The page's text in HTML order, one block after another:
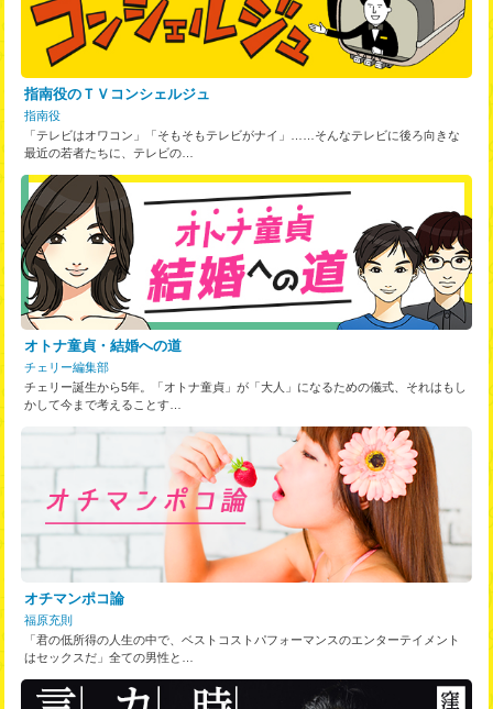
指南役のＴＶコンシェルジュ
指南役
「テレビはオワコン」「そもそもテレビがナイ」……そんなテレビに後ろ向きな
最近の若者たちに、テレビの…
オトナ童貞・結婚への道
チェリー編集部
チェリー誕生から5年。「オトナ童貞」が「大人」になるための儀式、それはもし
かして今まで考えることす…
オチマンポコ論
福原充則
「君の低所得の人生の中で、ベストコストパフォーマンスのエンターテイメント
はセックスだ」全ての男性と…